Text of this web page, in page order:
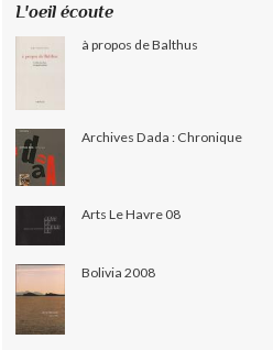
L'oeil écoute
à propos de Balthus
Archives Dada : Chronique
Arts Le Havre 08
Bolivia 2008